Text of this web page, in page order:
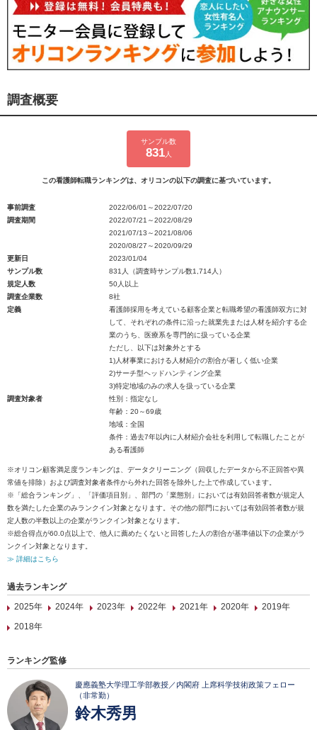
調査概要
サンプル数
831人
この看護師転職ランキングは、オリコンの以下の調査に基づいています。
事前調査
2022/06/01～2022/07/20
調査期間
2022/07/21～2022/08/29
2021/07/13～2021/08/06
2020/08/27～2020/09/29
更新日
2023/01/04
サンプル数
831人（調査時サンプル数1,714人）
規定人数
50人以上
調査企業数
8社
定義
看護師採用を考えている顧客企業と転職希望の看護師双方に対
して、それぞれの条件に沿った就業先または人材を紹介する企
業のうち、医療系を専門的に扱っている企業
ただし、以下は対象外とする
1)人材事業における人材紹介の割合が著しく低い企業
2)サーチ型ヘッドハンティング企業
3)特定地域のみの求人を扱っている企業
調査対象者
性別：指定なし
年齢：20～69歳
地域：全国
条件：過去7年以内に人材紹介会社を利用して転職したことが
ある看護師
※オリコン顧客満足度ランキングは、データクリーニング（回収したデータから不正回答や異
常値を排除）および調査対象者条件から外れた回答を除外した上で作成しています。
※「総合ランキング」、「評価項目別」、部門の「業態別」においては有効回答者数が規定人
数を満たした企業のみランクイン対象となります。その他の部門においては有効回答者数が規
定人数の半数以上の企業がランクイン対象となります。
※総合得点が60.0点以上で、他人に薦めたくないと回答した人の割合が基準値以下の企業がラ
ンクイン対象となります。
≫ 詳細はこちら
過去ランキング
2025年
2024年 2023年 2022年 2021年 2020年
2019年
2018年
ランキング監修
慶應義塾大学理工学部教授／内閣府 上席科学技術政策フェロー
（非常勤）
鈴木秀男